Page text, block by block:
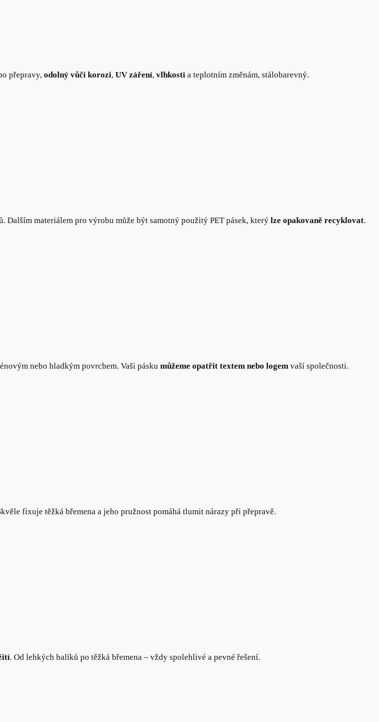
přepravy, odolný vůči korozi, UV záření, vlhkosti a teplotním změnám, stálobarevný.
materiálem pro výrobu může být samotný použitý PET pásek, který lze opakovaně recyklovat.
nebo hladkým povrchem. Vaši pásku můžeme opatřit textem nebo logem vaší společnosti.
fixuje těžká břemena a jeho pružnost pomáhá tlumit nárazy při přepravě.
. Od lehkých balíků po těžká břemena – vždy spolehlivé a pevné řešení.